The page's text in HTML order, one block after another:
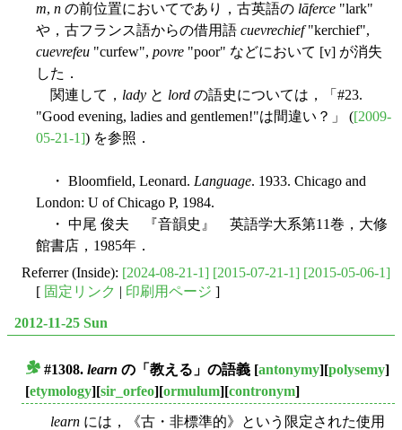
m, n の前位置においてであり，古英語の lāferce "lark"
や，古フランス語からの借用語 cuevrechief"kerchief",
cuevrefeu "curfew", povre "poor" などにおいて [v] が消失
した．
関連して， lady と lord の語史については，「#23.
"Good evening, ladies and gentlemen!"は間違い？」 ([2009-
05-21-1]) を参照．
・ Bloomfield, Leonard. Language. 1933. Chicago and
London: U of Chicago P, 1984.
・ 中尾 俊夫 『音韻史』 英語学大系第11巻，大修
館書店，1985年．
Referrer (Inside): [2024-08-21-1] [2015-07-21-1] [2015-05-06-1]
[ 固定リンク 印刷用ページ ]
2012-11-25 Sun
#1308. learn の「教える」の語義 [antonymy][polysemy]
[etymology][sir_orfeo][ormulum][contronym]
learn には，《古・非標準的》という限定された使用